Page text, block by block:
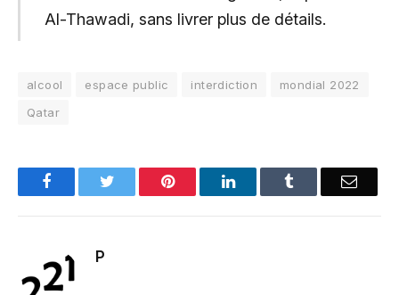
Al-Thawadi, sans livrer plus de détails.
alcool espace public interdiction
mondial 2022
Qatar
FacebookTwitter Pinterest LinkedInTumblr Email
P